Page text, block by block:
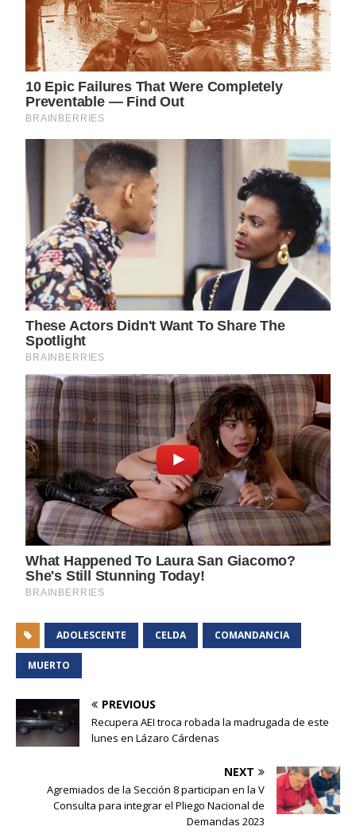
ADOLESCENTE CELDA COMANDANCIA
MUERTO
PREVIOUS
Recupera AEI troca robada la madrugada de este
lunes en Lázaro Cárdenas
NEXT
Agremiados de la Sección 8 participan en la V
Consulta para integrar el Pliego Nacional de
Demandas 2023